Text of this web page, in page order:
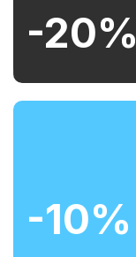
-20%
-10%